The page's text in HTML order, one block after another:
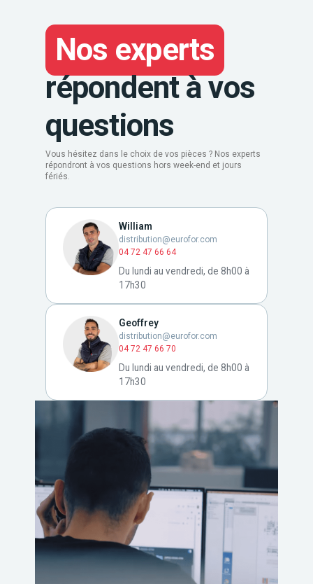
Nos experts
répondent à vos
questions
Vous hésitez dans le choix de vos pièces ? Nos experts
répondront à vos questions hors week-end et jours
fériés.
William
distribution@eurofor.com
04 72 47 66 64
Du lundi au vendredi, de 8h00 à
17h30
Geoffrey
distribution@eurofor.com
04 72 47 66 70
Du lundi au vendredi, de 8h00 à
17h30